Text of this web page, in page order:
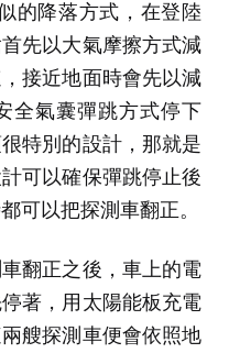
的降落方式，在登陸
先以大氣摩擦方式減
接近地面時會先以減
全氣囊彈跳方式停下
特別的設計，那就是
可以確保彈跳停止後
可以把探測車翻正。
翻正之後，車上的電
著，用太陽能板充電
艘探測車便會依照地